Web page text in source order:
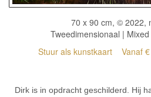
70 x 90 cm, © 2022,
Tweedimensionaal |
Stuur als kunstkaart Vanaf
Dirk is in opdracht geschilderd. Hij